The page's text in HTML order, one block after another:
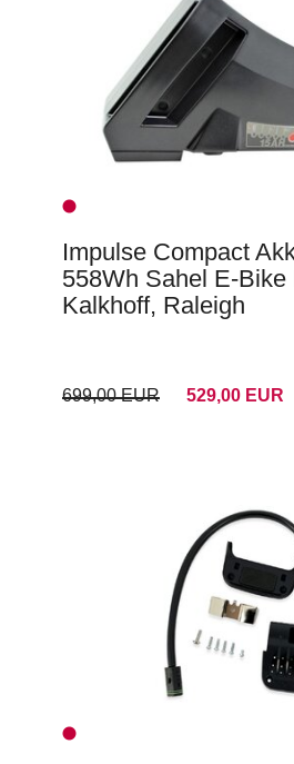
Impulse Compact
558Wh Sahel E-Bike
Kalkhoff, Raleigh
699,00 EUR 529,00 EUR